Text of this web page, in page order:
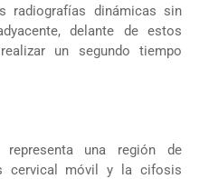
radiografías dinámicas sin
delante de estos
un segundo tiempo
representa una región de
cervical móvil y la cifosis